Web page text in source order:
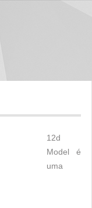
12d
Model é
uma